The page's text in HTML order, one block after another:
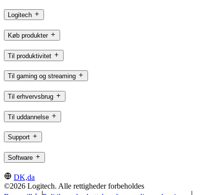
Logitech
Køb produkter
Til produktivitet
Til gaming og streaming
Til erhvervsbrug
Til uddannelse
Support
Software
DK,da
©2026 Logitech. Alle rettigheder forbeholdes